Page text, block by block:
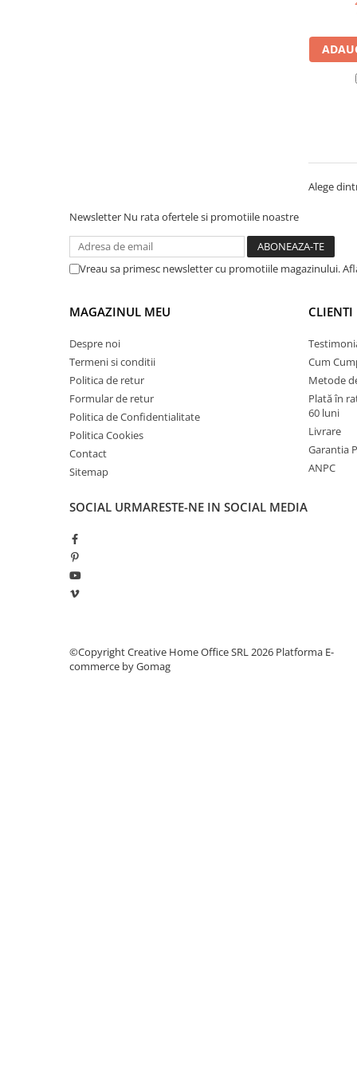
Ventile liniare
Ventile electromagnetice
Termostate aplicatii industriale
Accesorii pentru echipamente
industriale
Echipamente pentru tratarea si
pomparea apei
Pompe submersibile
Pompe de suprafata
Pompe pentru piscine
Vase de expansiune pentru
Grupuri de pompare apa
dedurizare apa
Contoare de apa - Apometre
Alege
Newsletter Nu rata ofertele si promotiile noastre
Vreau sa primesc newsletter cu promotiile magazinului.
MAGAZINUL MEU
Despre noi
Termeni si conditii
Politica de retur
Formular de retur
Politica de Confidentialitate
Politica Cookies
Contact
Sitemap
CLIENTI
Cum
Metode
Plată în
60 luni
Livrare
Garantia
ANPC
SOCIAL URMARESTE-NE IN SOCIAL MEDIA
©Copyright Creative Home Office SRL 2026 Platforma E-
commerce by Gomag